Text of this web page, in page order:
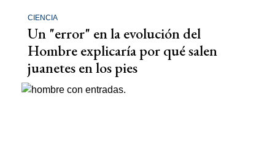
CIENCIA
Un "error" en la evolución del
Hombre explicaría por qué salen
juanetes en los pies